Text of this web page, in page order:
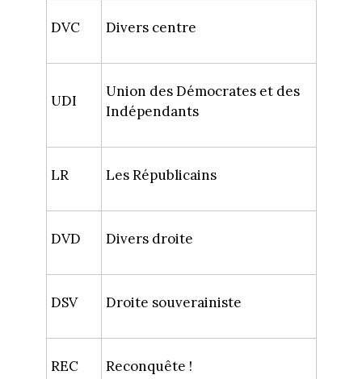
DVC Divers centre
UDI
Union des Démocrates et des
Indépendants
LR Les Républicains
DVD Divers droite
DSV Droite souverainiste
REC Reconquête !